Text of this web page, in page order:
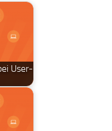
User-